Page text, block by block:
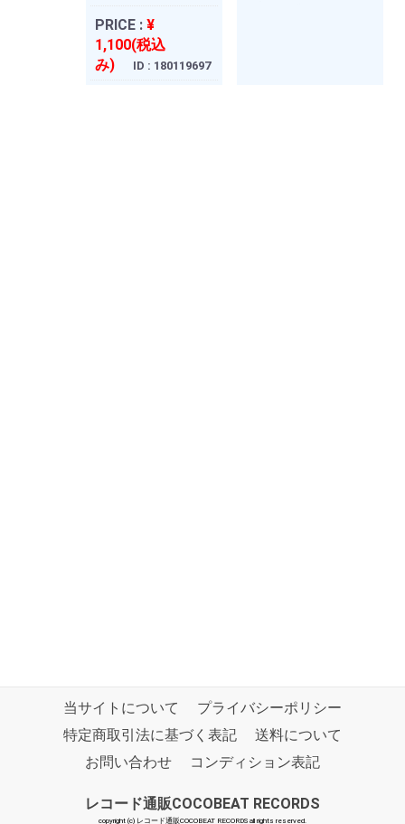
PRICE : ¥
1,100(税込
み)
ID : 180119697
当サイトについて
プライバシーポリシー
特定商取引法に基づく表記
送料について
お問い合わせ
コンディション表記
レコード通販COCOBEAT RECORDS
copyright (c) レコード通販COCOBEAT RECORDS all rights reserved.